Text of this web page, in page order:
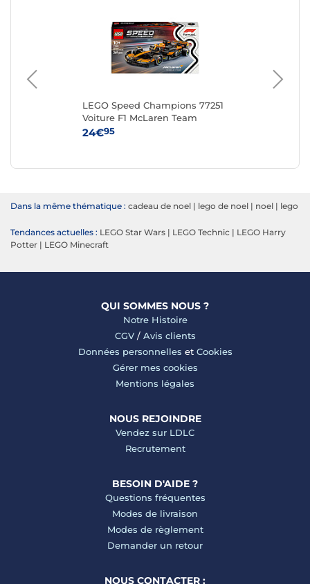
LEGO Speed Champions 77251
Voiture F1 McLaren Team
MCL38
24€95
Dans la même thématique : cadeau de noel | lego de noel | noel | lego
Tendances actuelles : LEGO Star Wars | LEGO Technic | LEGO Harry
Potter | LEGO Minecraft
QUI SOMMES NOUS ?
Notre Histoire
CGV/ Avis clients
Données personnelles et Cookies
Gérer mes cookies
Mentions légales
NOUS REJOINDRE
Vendez sur LDLC
Recrutement
BESOIN D'AIDE ?
Questions fréquentes
Modes de livraison
Modes de règlement
Demander un retour
NOUS CONTACTER :